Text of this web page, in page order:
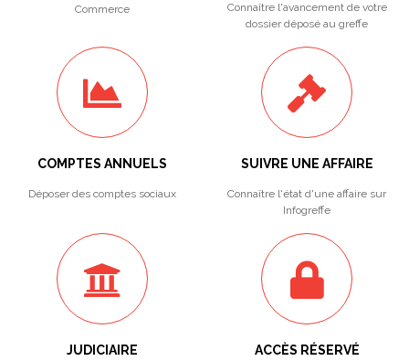
Commerce
Connaître l'avancement de votre
dossier déposé au greffe
COMPTES ANNUELS
Déposer des comptes sociaux
SUIVRE UNE AFFAIRE
Connaître l'état d'une affaire sur
Infogreffe
JUDICIAIRE ACCÈS RÉSERVÉ